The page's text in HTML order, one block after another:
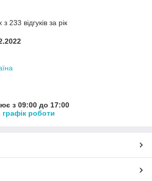
233 відгуків за рік
з 09:00 до 17:00
роботи